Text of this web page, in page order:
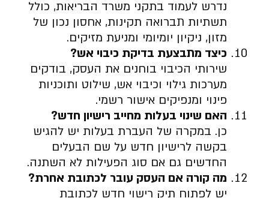
נדרש לעמוד בתקני משרד הבריאות, כולל
תשתיות תברואה תקינות, אחסון נכון של
מזון, ניקיון יומיומי ומניעת מזיקים.
כיצד מתבצעת בדיקת כיבוי אש?
שירותי הכיבוי בוחנים את העסק, בודקים
מערכות גילוי וכיבוי אש, שילוט ותוכניות
פינוי ומנפיקים אישור רשמי.
האם שינוי בעלות מחייב רישיון חדש?
כן. במקרה של העברת בעלות יש להגיש
בקשה לרישיון חדש על שם הבעלים
החדשים גם אם סוג הפעילות לא השתנה.
מה קורה אם העסק עובר לכתובת אחרת?
יש לפתוח תיק רישוי חדש לכתובת